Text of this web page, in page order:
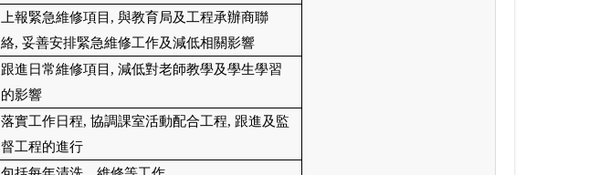
上報緊急維修項目 , 與教育局及工程承辦商聯
絡, 妥善安排緊急維修工作及減低相關影響
跟進日常維修項目 , 減低對老師教學及學生學習
的影響
落實工作日程, 協調課室活動配合工程, 跟進及監
督工程的進行